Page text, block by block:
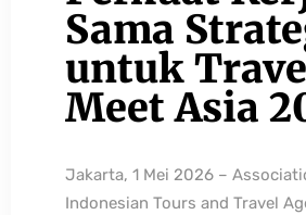
Sama
untuk
Meet Asia
Jakarta, 1 Mei 2026 –
Indonesian Tours and Travel